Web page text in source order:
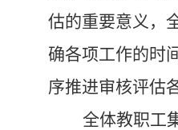
估的重要意义，
确各项工作的时
序推进审核评估
全体教职工